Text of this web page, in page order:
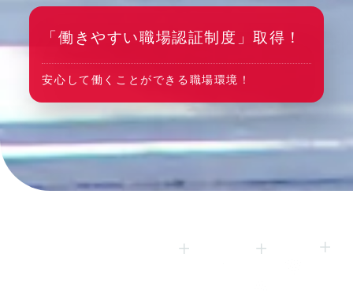
「働きやすい職場認証制度」取得！
安心して働くことができる職場環境！